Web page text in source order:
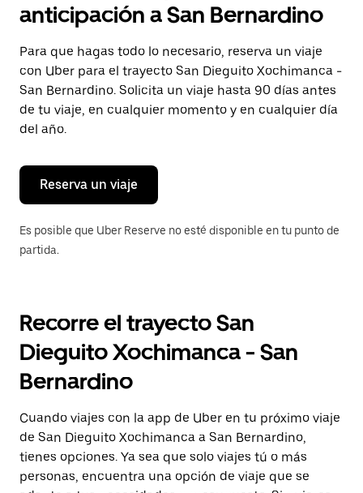
y
selecciona
una
fecha.
Presiona
la
tecla Esc
para
cerrar
calendario.
anticipación a San Bernardino
Para que hagas todo lo necesario, reserva un viaje
con Uber para el trayecto San Dieguito Xochimanca -
San Bernardino. Solicita un viaje hasta 90 días antes
de tu viaje, en cualquier momento y en cualquier día
del año.
Reserva un viaje
Es posible que Uber Reserve no esté disponible en tu punto de
partida.
Recorre el trayecto San
Dieguito Xochimanca - San
Bernardino
Cuando viajes con la app de Uber en tu próximo viaje
de San Dieguito Xochimanca a San Bernardino,
tienes opciones. Ya sea que solo viajes tú o más
personas, encuentra una opción de viaje que se